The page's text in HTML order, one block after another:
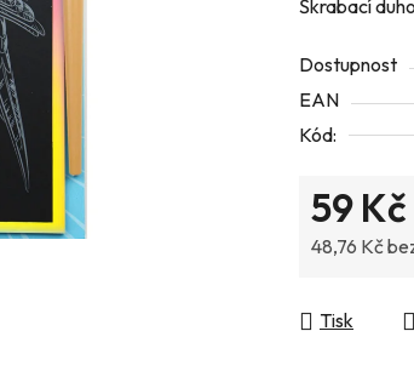
je
z
5
hvězdiček.
Škrabací
Dostupnost
EAN
Kód:
59 Kč
48,76 Kč
Tisk